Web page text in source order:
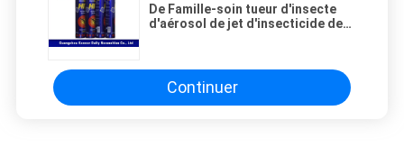
De Famille-soin tueur d'insecte
d'aérosol de jet d'insecticide de
Continuer